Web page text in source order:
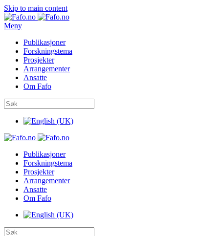
Skip to main content
Meny
Publikasjoner
Forskningstema
Prosjekter
Arrangementer
Ansatte
Om Fafo
Publikasjoner
Forskningstema
Prosjekter
Arrangementer
Ansatte
Om Fafo